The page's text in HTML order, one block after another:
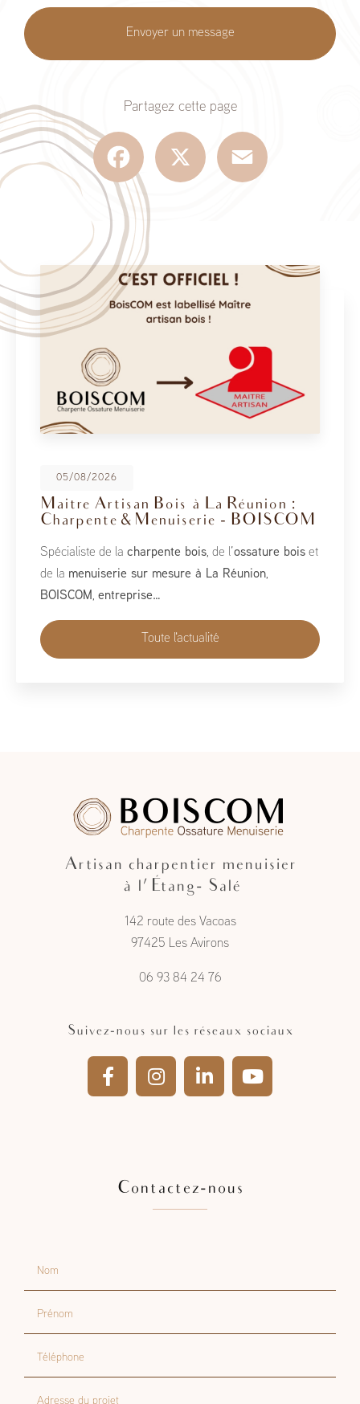
Envoyer un message
Partagez cette page
Facebook
05/08/2026
Maitre Artisan Bois à La Réunion :
Charpente & Menuiserie - BOISCOM
Spécialiste de la charpente bois, de l’ ossature bois et
de la menuiserie sur mesure à La Réunion,
BOISCOM , entreprise…
Toute l'actualité
Artisan charpentier menuisier
à l'Étang- Salé
142 route des Vacoas
97425 Les Avirons
06 93 84 24 76
Suivez-nous sur les réseaux sociaux
Contactez-nous
Nom
Prénom
Téléphone
Adresse du projet